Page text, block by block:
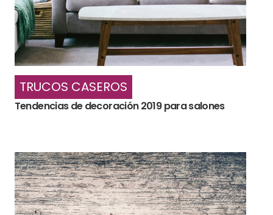
TRUCOS CASEROS
Tendencias de decoración 2019 para salones